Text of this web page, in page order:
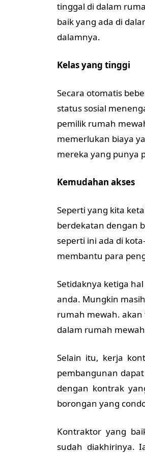
tinggal di dalam
baik yang ada di
dalamnya.
Kelas yang tinggi
Secara otomatis
status sosial
pemilik rumah
memerlukan biaya
mereka yang punya
Kemudahan akses
Seperti yang kita
berdekatan dengan
seperti ini ada di
membantu para
Setidaknya ketiga
anda. Mungkin
rumah mewah.
dalam rumah
Selain itu, kerja
pembangunan
dengan kontrak
borongan yang
Kontraktor yang
sudah diakhirinya.